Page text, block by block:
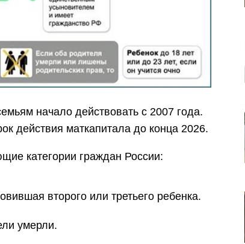
начало действовать с 2007 года.
действия маткапитала до конца 2026.
категории граждан России:
второго или третьего ребенка.
умерли.